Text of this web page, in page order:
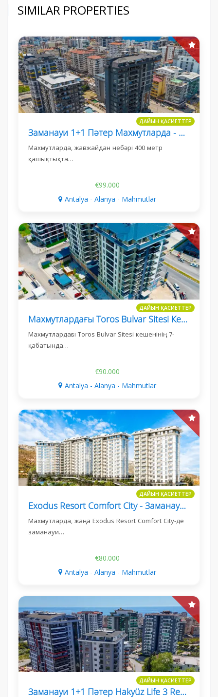
SIMILAR PROPERTIES
ДАЙЫН ҚАСИЕТТЕР
Заманауи 1+1 Пәтер Махмутларда - Экология К Corner Резиденс
Махмутларда, жағажайдан небәрі 400 метр
қашықтықта…
€99.000
Antalya - Alanya - Mahmutlar
ДАЙЫН ҚАСИЕТТЕР
Махмутлардағы Toros Bulvar Sitesi Кешенінде 1+1 Пәтер
Махмутлардағы Toros Bulvar Sitesi кешенінің 7-
қабатында…
€90.000
Antalya - Alanya - Mahmutlar
ДАЙЫН ҚАСИЕТТЕР
Exodus Resort Comfort City - Заманауи 2+1 Пәтер Махмутларда
Махмутларда, жаңа Exodus Resort Comfort City-де
заманауи…
€80.000
Antalya - Alanya - Mahmutlar
ДАЙЫН ҚАСИЕТТЕР
Заманауи 1+1 Пәтер Hakyüz Life 3 Residence, Махмутлар